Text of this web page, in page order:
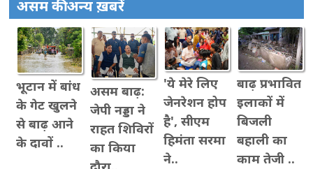
असम की अन्य ख़बरें
भूटान में बांध
के गेट खुलने
से बाढ़ आने
के दावों ..
असम बाढ़:
जेपी नड्डा ने
राहत शिविरों
का किया
'ये मेरे लिए
जेनरेशन होप
है', सीएम
हिमंता सरमा
ने..
बाढ़ प्रभावित
इलाकों में
बिजली
बहाली का
काम तेजी ..